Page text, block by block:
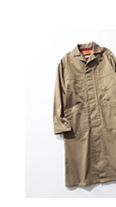
ホワイト
イエロー